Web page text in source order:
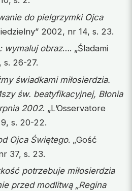
do pielgrzymki Ojca
2002, nr 14, s. 23.
wymaluj obraz…. „Śladami
s. 26-27.
świadkami miłosierdzia.
św. beatyfikacyjnej, Błonia
2002. „L’Osservatore
s. 20-22.
Ojca Świętego. „Gość
37, s. 23.
potrzebuje miłosierdzia
przed modlitwą „Regina